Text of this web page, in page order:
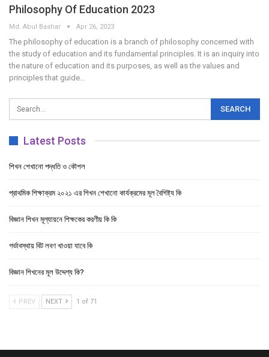
Philosophy Of Education 2023
Md. Abul Bashar Apr 26, 2023
The philosophy of education is a branch of philosophy concerned with
the study of education and its fundamental principles. It is an inquiry into
the nature of education and its purposes, as well as the values and
principles that guide…
Latest Posts
শিখন শেখানো পদ্ধতি ও কৌশল
প্রাথমিক শিক্ষাক্রম ২০২১ এর শিখন শেখানো কার্যক্রমের মূল বৈশিষ্ট্য কি
বিজ্ঞান শিখন মূল্যায়নে শিক্ষকের করণীয় কি কি
গর্ভাবস্থায় বিট লবণ খাওয়া যাবে কি
বিজ্ঞান শিখনের মূল উদ্দেশ্য কি?
PREV NEXT 1 of 71